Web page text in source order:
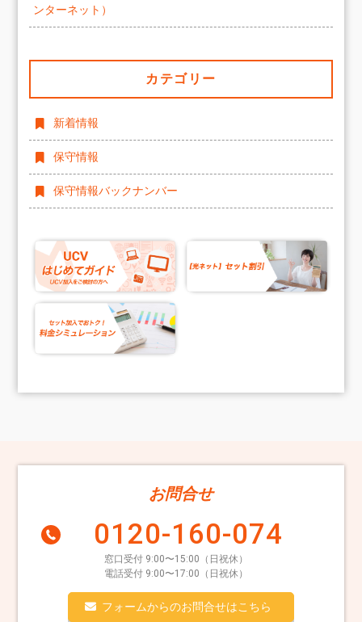
ンターネット）
カテゴリー
新着情報
保守情報
保守情報バックナンバー
お問合せ
0120-160-074
窓口受付 9:00〜15:00（日祝休）
電話受付 9:00〜17:00（日祝休）
フォームからのお問合せはこちら